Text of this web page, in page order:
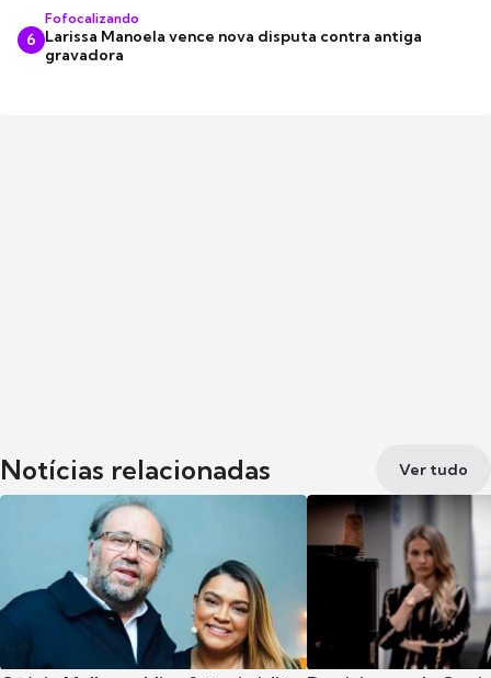
6
Fofocalizando
Larissa Manoela vence nova disputa contra antiga
gravadora
Notícias relacionadas Ver tudo